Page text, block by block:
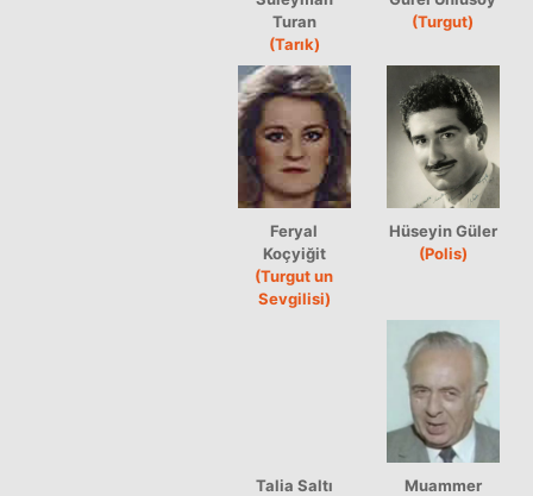
Turan
(Tarık)
(Turgut)
Feryal
Koçyiğit
(Turgut un
Sevgilisi)
Hüseyin Güler
(Polis)
Talia Saltı
Muammer